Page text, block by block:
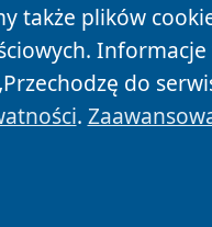
także plików
do
.
Cookies